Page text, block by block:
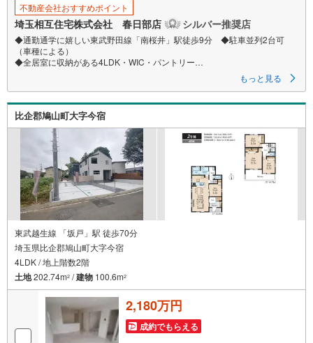
不動産会社おすすめポイント
埼玉相互住宅株式会社 春日部店 シルバー推奨店
◆通勤通学に嬉しい東武野田線「南桜井」駅徒歩9分 ◆駐車並列2台可
（車種による）
◆全居室に収納がある4LDK・WIC・パントリー
◇お子様がいるお客様でも安心◇
キッズスペース完備。
チャイルドシートも完備しているので、必要の際はお声掛け下さい。
◇住宅ローンについて◇
現在借入れがある、勤続年数が短い、自己資金が少ない、住宅ローンが組
めるか心配・・・そう思われている方。当社には住宅ローン専門アドバイ
ザーおります！お気軽にご相談下さい。
◇買取保証付き売却システム◇
お住み替えでご自宅が売れない、不動産早期現金化をしたい、他社に販売
活動を依頼しているが売れない・・・そう思われている方。一定期間で成
約に至らなかった場合、予め設定させていただいた金額で当社が買取致し
ます。
越谷の戸建、土地、マンション買取は埼玉相互住宅春日部店まで！
もっと見る
比企郡鳩山町大字今宿
東武越生線 「坂戸」駅 徒歩70分
埼玉県比企郡鳩山町大字今宿
4LDK / 地上階数2階
土地202.74m2 /建物 100.6m2
2,180万円
成約でもらえる